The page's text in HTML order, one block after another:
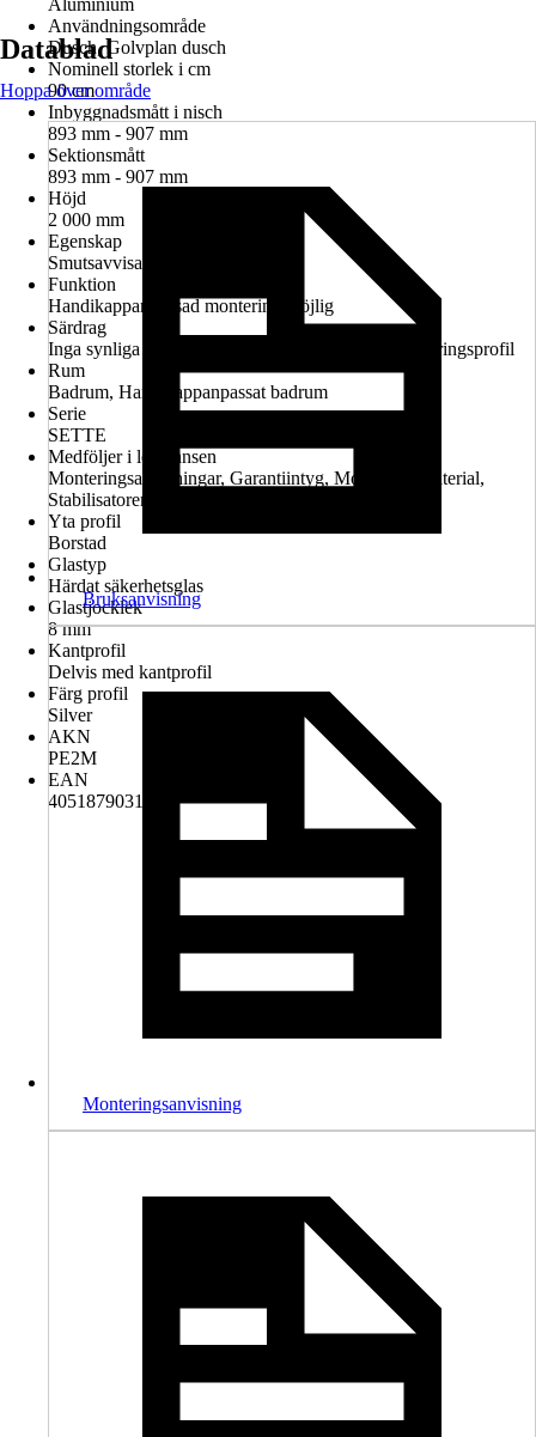
Aluminium
Användningsområde
Dusch, Golvplan dusch
Nominell storlek i cm
90 cm
Inbyggnadsmått i nisch
893 mm - 907 mm
Sektionsmått
893 mm - 907 mm
Höjd
2 000 mm
Egenskap
Smutsavvisande glasbeläggning
Funktion
Handikappanpassad montering möjlig
Särdrag
Inga synliga skruvar på den fasta delens väggmonteringsprofil
Rum
Badrum, Handikappanpassat badrum
Serie
SETTE
Medföljer i leveransen
Monteringsanvisningar, Garantiintyg, Monteringsmaterial,
Stabilisatorer för fäste, Skarvprofil
Yta profil
Borstad
Glastyp
Härdat säkerhetsglas
Glastjocklek
8 mm
Kantprofil
Delvis med kantprofil
Färg profil
Silver
AKN
PE2M
EAN
4051879031615
Datablad
Hoppa över område
Bruksanvisning
Monteringsanvisning